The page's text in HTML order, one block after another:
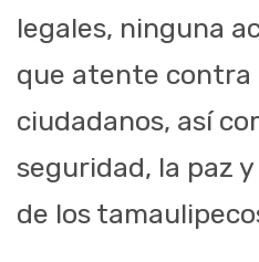
legales, ninguna
que atente contra
ciudadanos, así
seguridad, la paz
de los